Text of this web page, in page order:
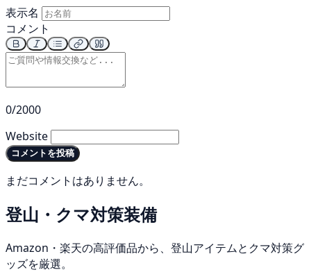
表示名
コメント
0/2000
Website
コメントを投稿
まだコメントはありません。
登山・クマ対策装備
Amazon・楽天の高評価品から、登山アイテムとクマ対策グ
ッズを厳選。